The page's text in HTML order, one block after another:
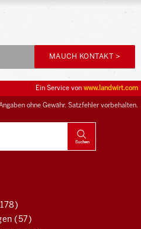
MAUCH KONTAKT >
ohne Gewähr. Satzfehler vorbehalten.
Ein Service von www.landwirt.com
(57)